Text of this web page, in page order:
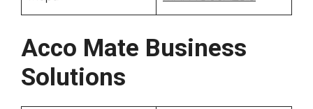
Acco Mate Business
Solutions